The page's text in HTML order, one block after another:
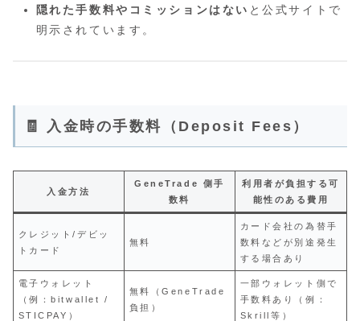
隠れた手数料やコミッションはない と公式サイトで
明示されています。
🧾 入金時の手数料（Deposit Fees）
入金方法
GeneTrade 側手
数料
利用者が負担する可
能性のある費用
クレジット/デビッ
トカード
無料
カード会社の為替手
数料などが別途発生
する場合あり
電子ウォレット
（例：bitwallet /
STICPAY）
無料（GeneTrade
負担）
一部ウォレット側で
手数料あり（例：
Skrill等）